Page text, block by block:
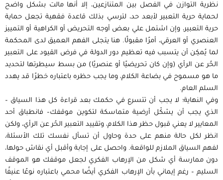
نظرية التوازن في الفصل بين المتنازعين، إلا أنها مالت بشكل واضح
لحماية حرية التعبير لأبعد حد، لترسي بذلك قاعدة فقهية تجعل حماية
حرية التعبير، وإن اشتمل علي بعض أوجه التحريض أو الكراهية أو التمييز
العنصري أو العرقي، أمرًا مقبولًا. هنا يتجلى الفهم العميق لدى المحكمة
لما يُمكِن أن يتسبب فيه تعظيم دور الدولة في فرض القيود على التعبير
الحُر عن الرأي (وإن كان تحريضيًا أو عنصريًا) من بسط سيطرتها لتحديد
ما هو مسموح في بضاعة الكلام، وما يجب حظره باعتباره خطرًا قد يهدد
السلم العام.
وفي النهاية؛ لا يجب أن تتسرع في حكمك بعد قراءة كل هذا السياق –
الذي يجب أن يشكّل أرضية متماسكة لتكوين موقفك– فانطباق أحد
المعايير لا يعني قبول حظر هذا الكلام، وتقييد التعبير الحُر عن الرأي، ولكن
انظر لكل حالة منهم على حدة وحاول أن تسأل نفسك تلك الأسئلة،
لفهم السياق الملازم للواقعة. واحصل على إجابة وأقبل أي نقاش حولها،
دون ممارسة أي شكل من الإرهاب الفكري لجعل موقفك هو الموقف
السليم – رغم إيماني بأن اﻹرهاب الفكري أيضًا محمي باعتباره نوعًا عنيفًا